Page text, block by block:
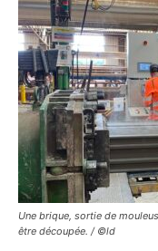
Une brique, sortie de
être découpée. / ©ld